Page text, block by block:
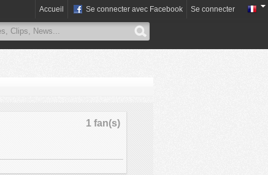
Accueil Se connecter avec Facebook Se connecter
1 fan(s)